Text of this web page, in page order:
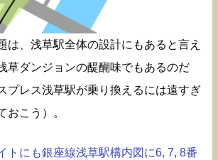
は、浅草駅全体の設計にもあると言え
草ダンジョンの醍醐味でもあるのだ
プレス浅草駅が乗り換えるには遠すぎ
おこう）。
トにも銀座線浅草駅構内図に6, 7, 8番